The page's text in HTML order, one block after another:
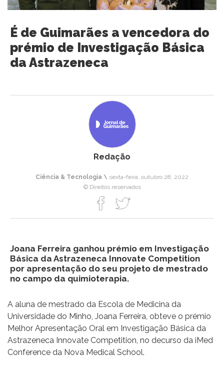
É de Guimarães a vencedora do
prémio de Investigação Básica
da Astrazeneca
Redação
Ciência & Tecnologia \ sexta-feira, outubro 28, 2022
© Direitos reservados
Joana Ferreira ganhou prémio em Investigação
Básica da Astrazeneca Innovate Competition
por apresentação do seu projeto de mestrado
no campo da quimioterapia.
A aluna de mestrado da Escola de Medicina da
Universidade do Minho, Joana Ferreira, obteve o prémio
Melhor Apresentação Oral em Investigação Básica da
Astrazeneca Innovate Competition, no decurso da iMed
Conference da Nova Medical School.